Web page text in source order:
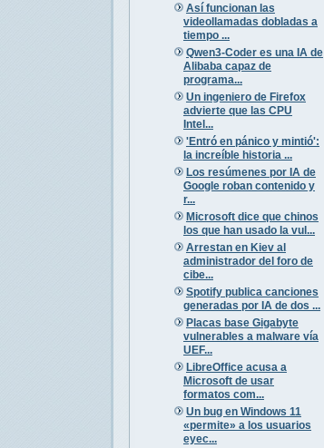
Así funcionan las
videollamadas dobladas a
tiempo ...
Qwen3-Coder es una IA de
Alibaba capaz de
programa...
Un ingeniero de Firefox
advierte que las CPU
Intel...
'Entró en pánico y mintió':
la increíble historia ...
Los resúmenes por IA de
Google roban contenido y
r...
Microsoft dice que chinos
los que han usado la vul...
Arrestan en Kiev al
administrador del foro de
cibe...
Spotify publica canciones
generadas por IA de dos ...
Placas base Gigabyte
vulnerables a malware vía
UEF...
LibreOffice acusa a
Microsoft de usar
formatos com...
Un bug en Windows 11
«permite» a los usuarios
eyec...